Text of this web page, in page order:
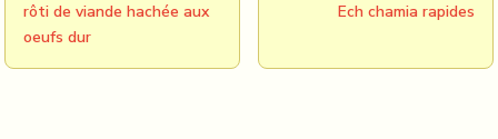
rôti de viande hachée aux
oeufs dur
Ech chamia rapides